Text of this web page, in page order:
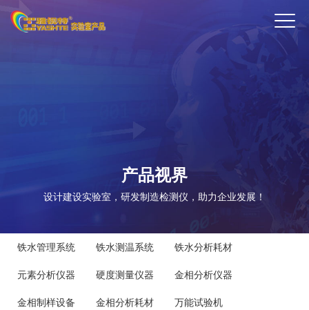
产品视界
设计建设实验室，研发制造检测仪，助力企业发展！
铁水管理系统 铁水测温系统 铁水分析耗材
元素分析仪器 硬度测量仪器 金相分析仪器
金相制样设备 金相分析耗材 万能试验机